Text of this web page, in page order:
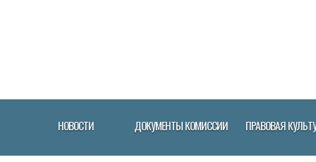
НОВОСТИ ДОКУМЕНТЫ КОМИССИИ ПРАВОВАЯ